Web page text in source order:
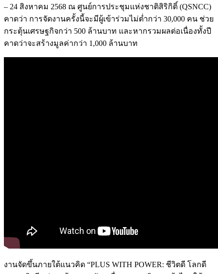
– 24 สิงหาคม 2568 ณ ศูนย์การประชุมแห่งชาติสิริกิติ์ (QSNCC)
คาดว่า การจัดงานครั้งนี้จะมีผู้เข้าร่วมไม่ต่ำกว่า 30,000 คน ช่วย
กระตุ้นเศรษฐกิจกว่า 500 ล้านบาท และหากรวมผลต่อเนื่องทั้งปี
คาดว่าจะสร้างมูลค่ากว่า 1,000 ล้านบาท
งานจัดขึ้นภายใต้แนวคิด “PLUS WITH POWER: ชีวิตดี โลกดี